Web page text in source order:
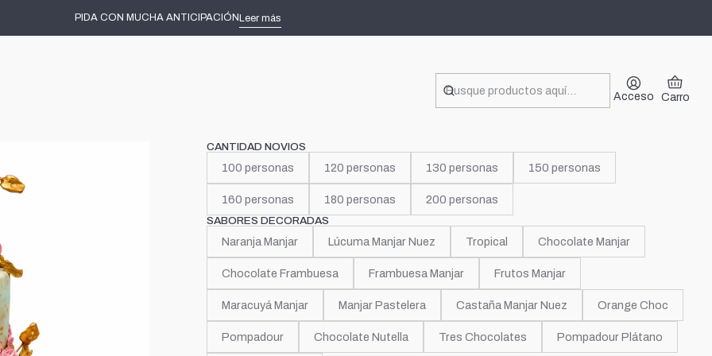
Acceso Carro
PIDA CON MUCHA ANTICIPACIÓNLeer más
Tortas de Novios de más de 3 pisos Melesa
CANTIDAD NOVIOS
100 personas 120 personas 130 personas 150 personas
160 personas 180 personas 200 personas
SABORES DECORADAS
Naranja Manjar Lúcuma Manjar Nuez Tropical Chocolate Manjar
Chocolate Frambuesa Frambuesa Manjar Frutos Manjar
Maracuyá Manjar Manjar Pastelera Castaña Manjar Nuez Orange Choc
Pompadour Chocolate Nutella Tres Chocolates Pompadour Plátano